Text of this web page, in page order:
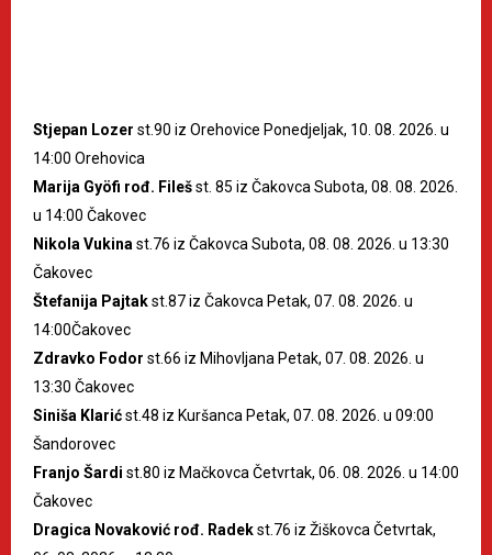
Stjepan Lozer st.90 iz Orehovice Ponedjeljak, 10. 08. 2026. u
14:00 Orehovica
Marija Gyöfi rođ. Filešst. 85 iz Čakovca Subota, 08. 08. 2026.
u 14:00 Čakovec
Nikola Vukina st.76 iz Čakovca Subota, 08. 08. 2026. u 13:30
Čakovec
Štefanija Pajtakst.87 iz Čakovca Petak, 07. 08. 2026. u
14:00Čakovec
Zdravko Fodor st.66 iz Mihovljana Petak, 07. 08. 2026. u
13:30 Čakovec
Siniša Klarićst.48 iz Kuršanca Petak, 07. 08. 2026. u 09:00
Šandorovec
Franjo Šardi st.80 iz Mačkovca Četvrtak, 06. 08. 2026. u 14:00
Čakovec
Dragica Novaković rođ. Radekst.76 iz Žiškovca Četvrtak,